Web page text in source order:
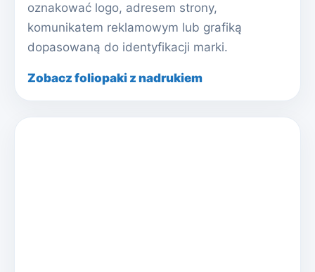
oznakować logo, adresem strony,
komunikatem reklamowym lub grafiką
dopasowaną do identyfikacji marki.
Zobacz foliopaki z nadrukiem